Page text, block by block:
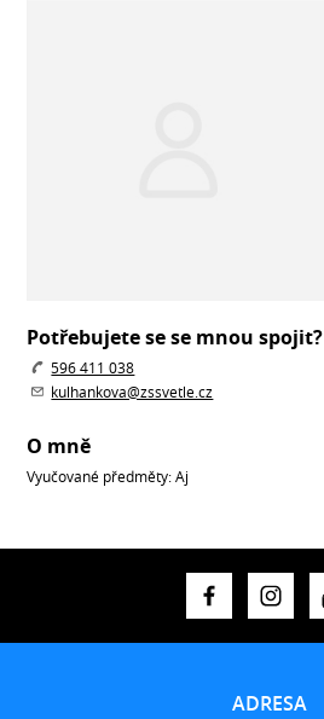
Potřebujete se se mnou spojit?
596 411 038
kulhankova@zssvetle.cz
O mně
Vyučované předměty: Aj
ADRESA